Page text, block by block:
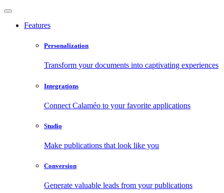
Features
Personalization
Transform your documents into captivating experiences
Integrations
Connect Calaméo to your favorite applications
Studio
Make publications that look like you
Conversion
Generate valuable leads from your publications